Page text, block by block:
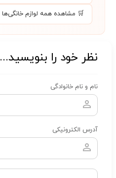
🛒 مشاهده همه لوازم خانگی‌ها
نظر خود را بنویسید...
نام و نام خانوادگی
آدرس الکترونیکی